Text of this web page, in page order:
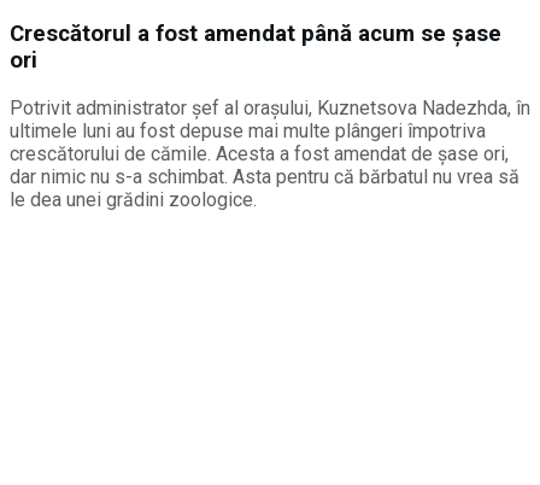
Crescătorul a fost amendat până acum se șase
ori
Potrivit administrator șef al orașului, Kuznetsova Nadezhda, în
ultimele luni au fost depuse mai multe plângeri împotriva
crescătorului de cămile. Acesta a fost amendat de șase ori,
dar nimic nu s-a schimbat. Asta pentru că bărbatul nu vrea să
le dea unei grădini zoologice.